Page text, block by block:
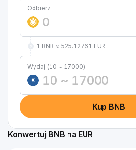
Odbierz
1 BNB ≈ 525.12761 EUR
Wydaj (10 ~ 17000)
€
Kup BNB
Konwertuj BNB na EUR